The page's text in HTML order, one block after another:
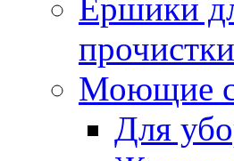
Ершики
Моющие
Для